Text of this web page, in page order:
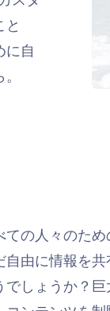
に自
の人々のた
由に情報を
しょうか？